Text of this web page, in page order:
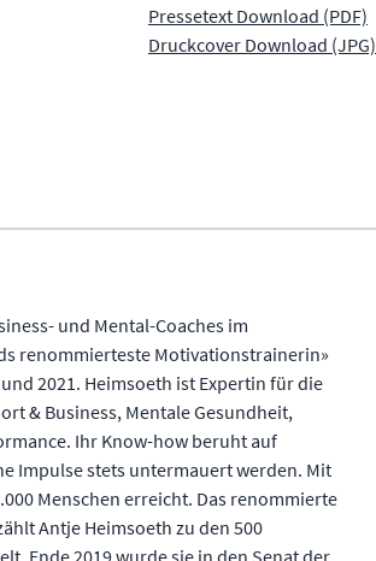
Pressetext Download (PDF)
Druckcover Download (JPG)
und Mental-Coaches im
renommierteste Motivationstrainerin»
2021. Heimsoeth ist Expertin für die
& Business, Mentale Gesundheit,
Ihr Know-how beruht auf
Impulse stets untermauert werden. Mit
Menschen erreicht. Das renommierte
Antje Heimsoeth zu den 500
Ende 2019 wurde sie in den Senat der